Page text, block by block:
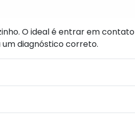
O ideal é entrar em contato
diagnóstico correto.